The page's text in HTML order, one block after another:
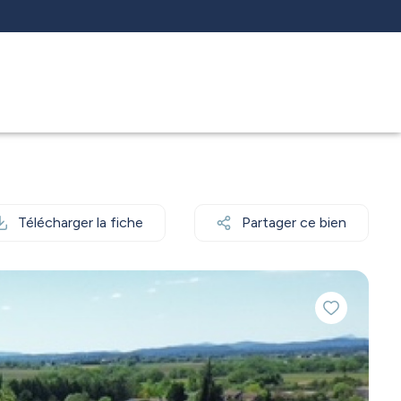
Télécharger la fiche Partager ce bien